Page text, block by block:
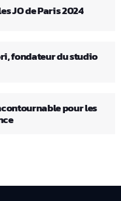
JO de Paris 2024
fondateur du studio
pour les